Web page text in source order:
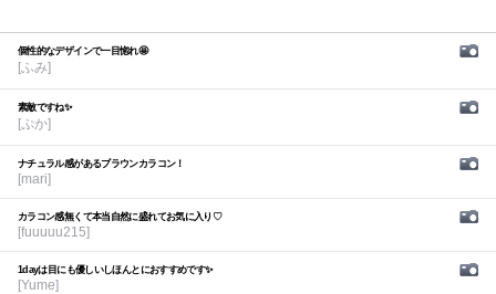
個性的なデザインで一目惚れ🤩
[ふみ]
素敵ですね✨
[ぷか]
ナチュラル感があるブラウンカラコン！
[mari]
カラコン感無くて本当自然に盛れてお気に入り♡
[fuuuuu215]
1dayは目にも優しいしほんとにおすすめです✨
[Yume]